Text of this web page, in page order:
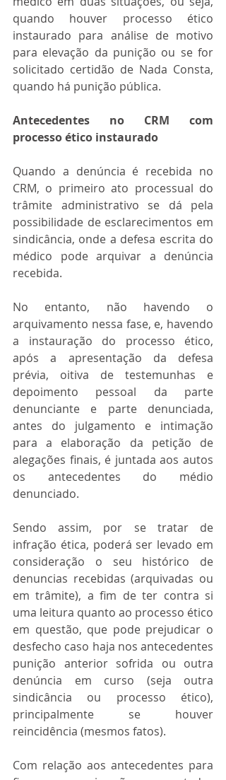
quando houver processo ético
instaurado para análise de motivo
para elevação da punição ou se for
solicitado certidão de Nada Consta,
quando há punição pública.
Antecedentes no CRM com
processo ético instaurado
Quando a denúncia é recebida no
CRM, o primeiro ato processual do
trâmite administrativo se dá pela
possibilidade de esclarecimentos em
sindicância, onde a defesa escrita do
médico pode arquivar a denúncia
recebida.
No entanto, não havendo o
arquivamento nessa fase, e, havendo
a instauração do processo ético,
após a apresentação da defesa
prévia, oitiva de testemunhas e
depoimento pessoal da parte
denunciante e parte denunciada,
antes do julgamento e intimação
para a elaboração da petição de
alegações finais, é juntada aos autos
os antecedentes do médio
denunciado.
Sendo assim, por se tratar de
infração ética, poderá ser levado em
consideração o seu histórico de
denuncias recebidas (arquivadas ou
em trâmite), a fim de ter contra si
uma leitura quanto ao processo ético
em questão, que pode prejudicar o
desfecho caso haja nos antecedentes
punição anterior sofrida ou outra
denúncia em curso (seja outra
sindicância ou processo ético),
principalmente se houver
reincidência (mesmos fatos).
Com relação aos antecedentes para